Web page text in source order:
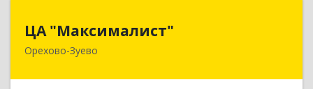
ЦА "Максималист"
Орехово-Зуево
142600, Московская обл, Орехово-Зуево г,